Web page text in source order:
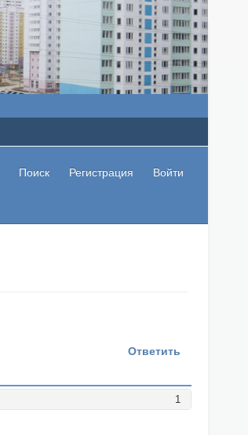
Поиск Регистрация Войти
Ответить
1